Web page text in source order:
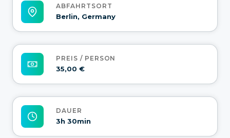
ABFAHRTSORT
Berlin, Germany
PREIS / PERSON
35,00 €
DAUER
3h 30min